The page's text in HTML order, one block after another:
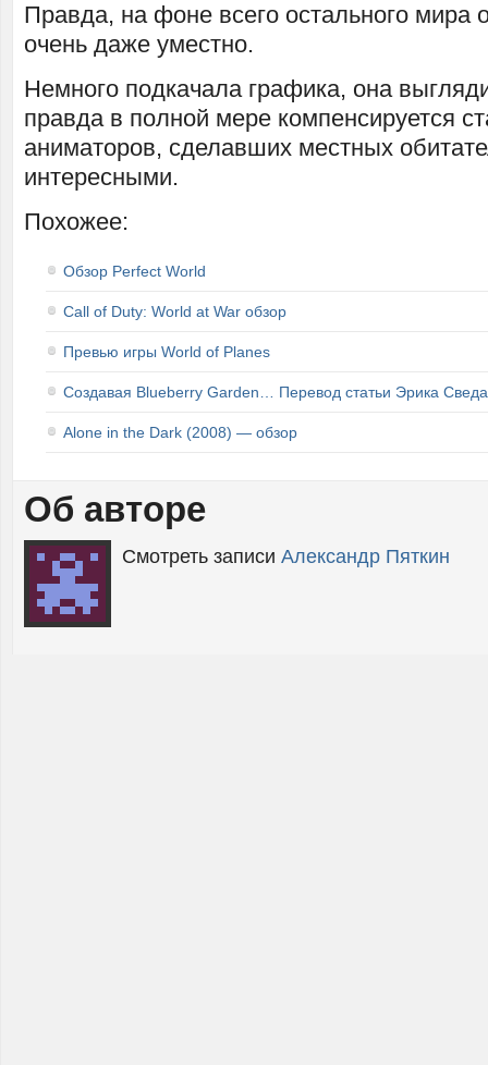
Правда, на фоне всего остального мира
очень даже уместно.
Немного подкачала графика, она
правда в полной мере компенсируется
аниматоров, сделавших местных
интересными.
Похожее:
Обзор Perfect World
Call of Duty: World at War обзор
Превью игры World of Planes
Создавая Blueberry Garden… Перевод статьи Эрика
Alone in the Dark (2008) — обзор
Об авторе
Смотреть записи Александр Пяткин